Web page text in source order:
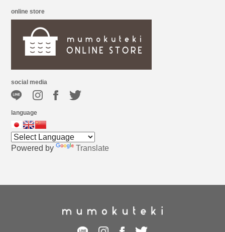
online store
social media
language
Powered by Translate